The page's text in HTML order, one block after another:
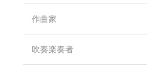
作曲家
吹奏楽奏者